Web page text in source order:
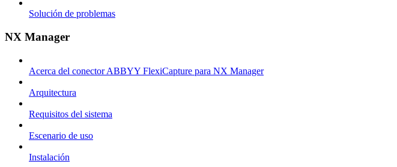
Solución de problemas
NX Manager
Acerca del conector ABBYY FlexiCapture para NX Manager
Arquitectura
Requisitos del sistema
Escenario de uso
Instalación